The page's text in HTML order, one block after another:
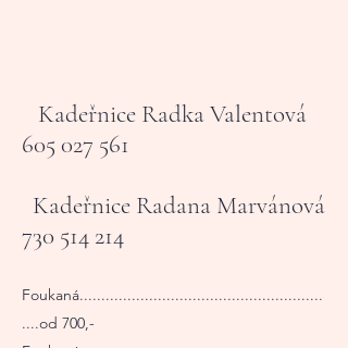
Kadeřnice Radka Valentová
605 027 561
Kadeřnice Radana Marvánová
730 514 214
Foukaná........................................................
....od 700,-